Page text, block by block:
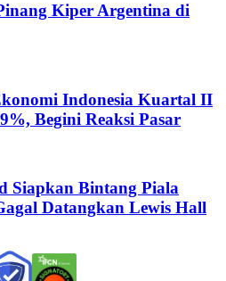
Kiper Argentina di
Indonesia Kuartal II
Begini Reaksi Pasar
Siapkan Bintang Piala
Datangkan Lewis Hall